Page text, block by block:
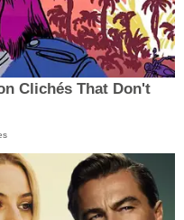
Clichés That Don't